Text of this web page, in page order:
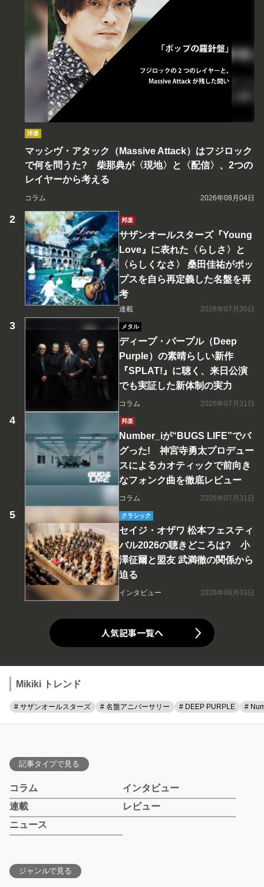
洋楽
マッシヴ・アタック（Massive Attack）はフジロック
で何を問うた? 柴那典が〈現地〉と〈配信〉、2つの
レイヤーから考える
コラム 2026年08月04日
邦楽
サザンオールスターズ『Young
Love』に表れた〈らしさ〉と
〈らしくなさ〉 桑田佳祐がポッ
プスを自ら再定義した名盤を再
考
連載 2026年07月30日
メタル
ディープ・パープル（Deep
Purple）の素晴らしい新作
『SPLAT!』に聴く、来日公演
でも実証した新体制の実力
コラム 2026年07月31日
邦楽
Number_iが“BUGS LIFE”でバ
グった! 神宮寺勇太プロデュー
スによるカオティックで前向き
なフォンク曲を徹底レビュー
コラム 2026年07月31日
クラシック
セイジ・オザワ 松本フェスティ
バル2026の聴きどころは? 小
澤征爾と盟友 武満徹の関係から
迫る
インタビュー 2026年08月03日
人気記事一覧へ
Mikiki トレンド
# サザンオールスターズ # 名盤アニバーサリー # DEEP PURPLE #
記事タイプで見る
コラム
インタビュー
連載
レビュー
ニュース
ジャンルで見る